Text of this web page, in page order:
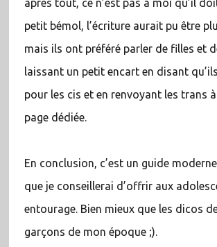
après tout, ce n’est pas à moi qu’il
petit bémol, l’écriture aurait pu être
mais ils ont préféré parler de filles et
laissant un petit encart en disant
pour les cis et en renvoyant les trans
page dédiée.
En conclusion, c’est un guide
que je conseillerai d’offrir aux
entourage. Bien mieux que les dicos
garçons de mon époque ;).